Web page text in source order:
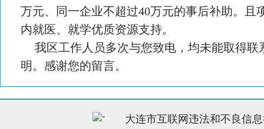
万元、同一企业不超过40万元的事后补助。且
内就医、就学优质资源支持。
我区工作人员多次与您致电，均未能取得联
明。感谢您的留言。
"
大连市互联网违法和不良信